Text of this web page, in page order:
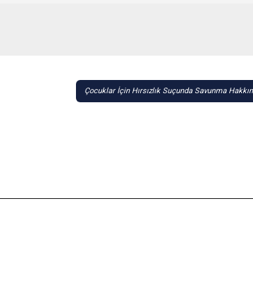
Çocuklar İçin Hırsızlık Suçunda Savunma